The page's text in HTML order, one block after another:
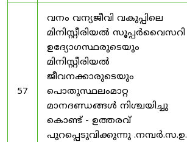
57
വനം വന്യജീവി വകുപ്പിലെ
മിനിസ്റ്റീരിയൽ സൂപ്പർവൈസറി
ഉദ്യോഗസ്ഥരുടെയും
മിനിസ്റ്റീരിയൽ
ജീവനക്കാരുടെയും
പൊതുസ്ഥലംമാറ്റ
മാനദണ്ഡങ്ങൾ നിശ്ചയിച്ചു
കൊണ്ട് - ഉത്തരവ്
പുറപ്പെടുവിക്കുന്നു .നമ്പർ.സ.ഉ.